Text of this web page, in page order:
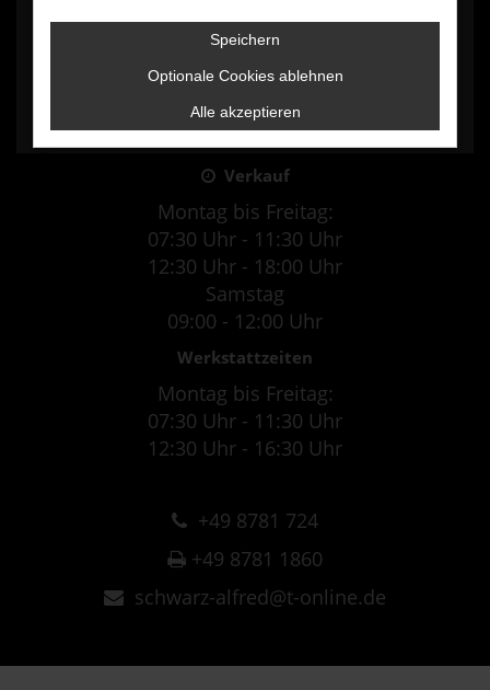
Bestätigen
Verkauf
Montag bis Freitag:
07:30 Uhr - 11:30 Uhr
12:30 Uhr - 18:00 Uhr
Samstag
09:00 - 12:00 Uhr
Werkstattzeiten
Montag bis Freitag:
07:30 Uhr - 11:30 Uhr
12:30 Uhr - 16:30 Uhr
+49 8781 724
+49 8781 1860
schwarz-alfred@t-online.de
Speichern
Optionale Cookies ablehnen
Alle akzeptieren